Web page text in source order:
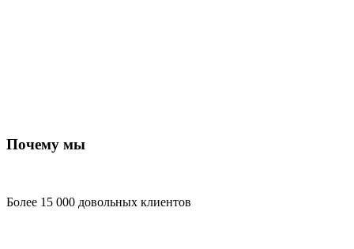
Почему мы
Более 15 000 довольных клиентов